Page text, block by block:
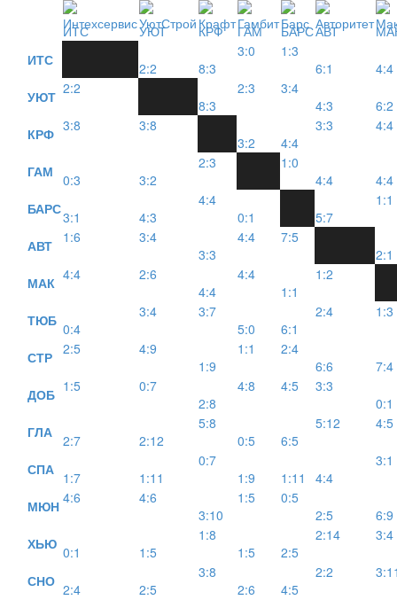
ИТС УЮТ КРФ ГАМ БАРСАВТ
ИТС
2:2 8:3
3:0
1:3
6:1
4:4
УЮТ 2:2
8:3
2:3
3:4
4:3
6:2
КРФ 3:8
3:8
3:2
4:4
3:3 4:4
ГАМ 0:3 3:2
2:3
1:0
4:4
4:4
БАРС3:1 4:3
4:4
0:1
5:7
1:1
АВТ 1:6
3:4
3:3
4:4
7:5
2:1
МАК 4:4
2:6
4:4
4:4
1:1
1:2
ТЮБ 0:4
3:4
3:7
5:0
6:1
2:4 1:3
СТР 2:5
4:9
1:9
1:1
2:4
6:6
7:4
ДОБ 1:5
0:7
2:8
4:8 4:5
3:3
0:1
ГЛА 2:7 2:12
5:8
0:5
6:5
5:12 4:5
СПА 1:7 1:11
0:7
1:9
1:11 4:4
3:1
МЮН 4:6
4:6
3:10
1:5
0:5
2:5
6:9
ХЬЮ 0:1 1:5
1:8
1:5
2:5
2:14 3:4
СНО 2:4 2:5
3:8
2:6
4:5
2:2